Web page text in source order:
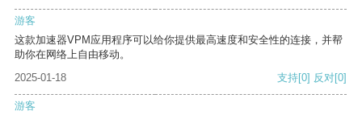
游客
这款加速器VPM应用程序可以给你提供最高速度和安全性的连接，并帮
助你在网络上自由移动。
2025-01-18
支持[0] 反对[0]
游客